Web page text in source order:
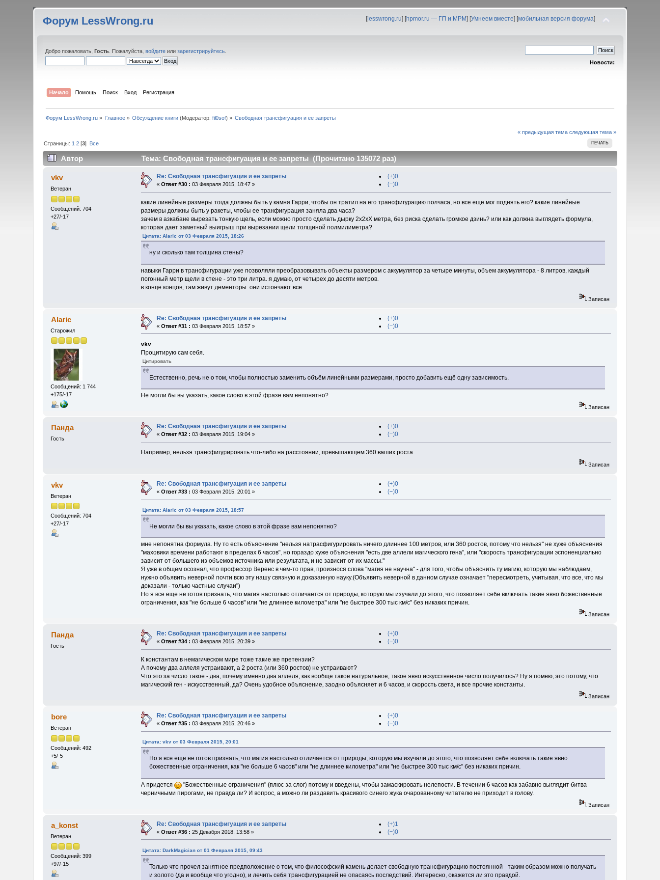
Форум LessWrong.ru [lesswrong.ru] [hpmor.ru — ГП и МРМ] [Умнеем вместе] [мобильная версия форума]
Добро пожаловать,Гость . Пожалуйста,войдите илизарегистрируйтесь
Новости:
Начало Помощь Поиск Вход Регистрация
Форум LessWrong.ru » Главное» Обсуждение книги (Модератор:fil0sof) » Свободная трансфигуация и ее запреты
« предыдущая тема следующая тема »
ПЕЧАТЬ
Страницы: 1 2 [3] Все
Автор Тема: Свободная трансфигуация и ее запреты (Прочитано 135072 раз)
vkv
Ветеран
Сообщений: 704
+27/-17
Re: Свободная трансфигуация и ее запреты
«Ответ #30 : 03 Февраля 2015, 18:47 »
(+)0
(−)0
какие линейные размеры тогда должны быть у камня Гарри, чтобы он тратил на его трансфигурацию полчаса, но все еще мог поднять его? какие линейные
размеры должны быть у ракеты, чтобы ее транфигурация заняла два часа?
зачем в азкабане вырезать тонкую щель, если можно просто сделать дырку 2х2хХ метра, без риска сделать громкое дзинь? или как должна выглядеть формула,
которая дает заметный выигрыш при вырезании щели толщиной полмилиметра?
Цитата: Alaric от 03 Февраля 2015, 18:26
ну и сколько там толщина стены?
навыки Гарри в трансфигурации уже позволяли преобразовывать объекты размером с аккумулятор за четыре минуты, объем аккумулятора - 8 литров, каждый
погонный метр щели в стене - это три литра. я думаю, от четырех до десяти метров.
в конце концов, там живут дементоры. они истончают все.
Записан
Alaric
Старожил
Сообщений: 1 744
+175/-17
Re: Свободная трансфигуация и ее запреты
«Ответ #31 : 03 Февраля 2015, 18:57 »
(+)0
(−)0
vkv
Процитирую сам себя.
Цитировать
Естественно, речь не о том, чтобы полностью заменить объём линейными размерами, просто добавить ещё одну зависимость.
Не могли бы вы указать, какое слово в этой фразе вам непонятно?
Записан
Панда
Гость
Re: Свободная трансфигуация и ее запреты
«Ответ #32 : 03 Февраля 2015, 19:04 »
(+)0
(−)0
Например, нельзя трансфигурировать что-либо на расстоянии, превышающем 360 ваших роста.
Записан
vkv
Ветеран
Сообщений: 704
+27/-17
Re: Свободная трансфигуация и ее запреты
«Ответ #33 : 03 Февраля 2015, 20:01 »
(+)0
(−)0
Цитата: Alaric от 03 Февраля 2015, 18:57
Не могли бы вы указать, какое слово в этой фразе вам непонятно?
мне непонятна формула. Ну то есть объяснение "нельзя натрасфигурировать ничего длиннее 100 метров, или 360 ростов, потому что нельзя" не хуже объяснения
"маховики времени работают в пределах 6 часов", но гораздо хуже объяснения "есть две аллели магического гена", или "скорость трансфигурации эспоненциально
зависит от большего из объемов источника или результата, и не зависит от их массы."
Я уже в общем осознал, что профессор Веренс в чем-то прав, произнося слова "магия не научна" - для того, чтобы объяснить ту магию, которую мы наблюдаем,
нужно объявить неверной почти всю эту нашу связную и доказанную науку.(Объявить неверной в данном случае означает "пересмотреть, учитывая, что все, что мы
доказали - только частные случаи")
Но я все еще не готов признать, что магия настолько отличается от природы, которую мы изучали до этого, что позволяет себе включать такие явно божественные
ограничения, как "не больше 6 часов" или "не длиннее километра" или "не быстрее 300 тыс км/с" без никаких причин.
Записан
Панда
Гость
Re: Свободная трансфигуация и ее запреты
«Ответ #34 : 03 Февраля 2015, 20:39 »
(+)0
(−)0
К константам в немагическом мире тоже такие же претензии?
А почему два аллеля устраивают, а 2 роста (или 360 ростов) не устраивают?
Что это за число такое - два, почему именно два аллеля, как вообще такое натуральное, такое явно искусственное число получилось? Ну я помню, это потому, что
магический ген - искусственный, да? Очень удобное объяснение, заодно объясняет и 6 часов, и скорость света, и все прочие константы.
Записан
bore
Ветеран
Сообщений: 492
+5/-5
Re: Свободная трансфигуация и ее запреты
«Ответ #35 : 03 Февраля 2015, 20:46 »
(+)0
(−)0
Цитата: vkv от 03 Февраля 2015, 20:01
Но я все еще не готов признать, что магия настолько отличается от природы, которую мы изучали до этого, что позволяет себе включать такие явно
божественные ограничения, как "не больше 6 часов" или "не длиннее километра" или "не быстрее 300 тыс км/с" без никаких причин.
А придется
"Божественные ограничения" (плюс за слог) потому и введены, чтобы замаскировать нелепости. В течении 6 часов как забавно выглядит битва
черничными пирогами, не правда ли? И вопрос, а можно ли раздавить красивого синего жука очарованному читателю не приходит в голову.
Записан
a_konst
Ветеран
Сообщений: 399
+97/-15
Re: Свободная трансфигуация и ее запреты
«Ответ #36 : 25 Декабря 2018, 13:58 »
(+)1
(−)0
Цитата: DarkMagician от 01 Февраля 2015, 09:43
Только что прочел занятное предположение о том, что философский камень делает свободную трансфигурацию постоянной - таким образом можно получать
и золото (да и вообще что угодно), и лечить себя трансфигурацией не опасаясь последствий. Интересно, окажется ли это правдой.